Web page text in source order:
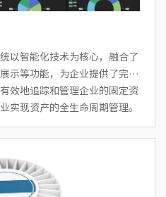
以智能化技术为核心，融合了
示等功能，为企业提供了完整
效地追踪和管理企业的固定资
实现资产的全生命周期管理。
产利用率，优化资产配置，降
的数字化、自动化和精细化。